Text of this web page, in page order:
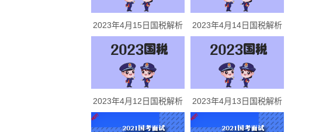
2023年4月15日国税解析 2023年4月14日国税解析
2023年4月12日国税解析 2023年4月13日国税解析